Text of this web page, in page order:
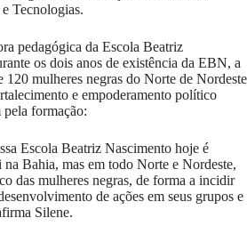
Tecnologias.
pedagógica da Escola Beatriz
os dois anos de existência da EBN, a
mulheres negras do Norte de Nordeste
e empoderamento político
pela formação:
Escola Beatriz Nascimento hoje é
Bahia, mas em todo Norte e Nordeste,
das mulheres negras, de forma a incidir
de ações em seus grupos e
Silene.